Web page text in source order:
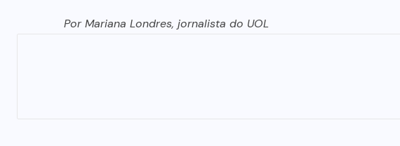
Por Mariana Londres, jornalista do UOL